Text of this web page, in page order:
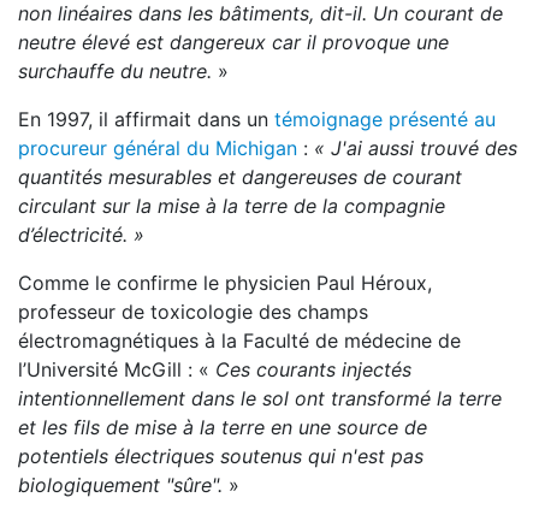
non linéaires dans les bâtiments, dit-il. Un courant de
neutre élevé est dangereux car il provoque une
surchauffe du neutre. »
En 1997, il affirmait dans un témoignage présenté au
procureur général du Michigan : « J'ai aussi trouvé des
quantités mesurables et dangereuses de courant
circulant sur la mise à la terre de la compagnie
d’électricité. »
Comme le confirme le physicien Paul Héroux,
professeur de toxicologie des champs
électromagnétiques à la Faculté de médecine de
l’Université McGill : « Ces courants injectés
intentionnellement dans le sol ont transformé la terre
et les fils de mise à la terre en une source de
potentiels électriques soutenus qui n'est pas
biologiquement "sûre". »